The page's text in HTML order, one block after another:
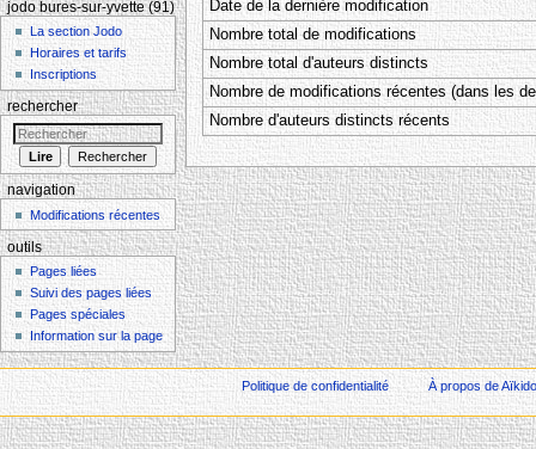
Date de la dernière modification
Nombre total de modifications
Nombre total d'auteurs distincts
Nombre de modifications récentes (dans les
Nombre d'auteurs distincts récents
jodo bures-sur-yvette (91)
La section Jodo
Horaires et tarifs
Inscriptions
rechercher
navigation
Modifications récentes
outils
Pages liées
Suivi des pages liées
Pages spéciales
Information sur la page
Politique de confidentialité À propos de